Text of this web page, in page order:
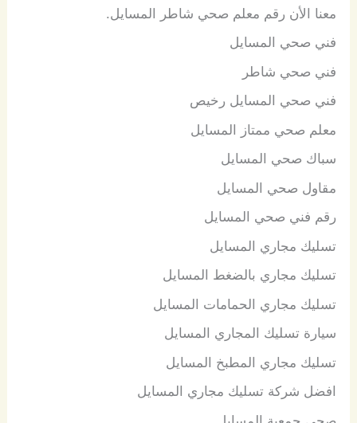
معنا الأن رقم معلم صحي شاطر المسايل.
فني صحي المسايل
فني صحي شاطر
فني صحي المسايل رخيص
معلم صحي ممتاز المسايل
سباك صحي المسايل
مقاول صحي المسايل
رقم فني صحي المسايل
تسليك مجاري المسايل
تسليك مجاري بالضغط المسايل
تسليك مجاري الحمامات المسايل
سيارة تسليك المجاري المسايل
تسليك مجاري المطبخ المسايل
افضل شركة تسليك مجاري المسايل